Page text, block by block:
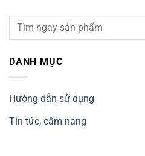
DANH MỤC
Hướng dẫn sử dụng
Tin tức, cẩm nang